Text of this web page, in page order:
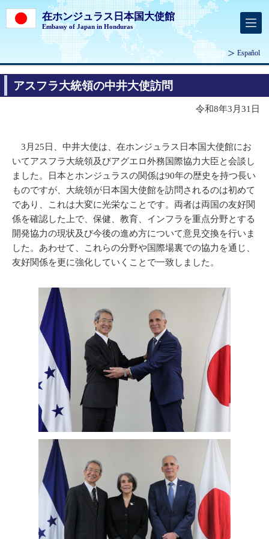
在ホンジュラス日本国大使館
Embassy of Japan in Honduras
Español
アスフラ大統領の中井大使訪問
令和8年3月31日
3月25日、中井大使は、在ホンジュラス日本国大使館にお
いてアスフラ大統領及びアグエロ外務国際協力大臣と会談し
ました。日本とホンジュラスの関係は90年の歴史を持つ長い
ものですが、大統領が日本国大使館を訪問されるのは初めて
であり、これは大変に光栄なことです。両者は両国の友好関
係を確認した上で、保健、教育、インフラを重点分野とする
開発協力の現状及び今後の進め方について意見交換を行いま
した。あわせて、これらの分野や国際場裏での協力を通じ、
友好関係を更に強化していくことで一致しました。